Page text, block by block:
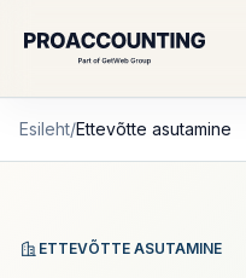
Esileht/Ettevõtte asutamine
ETTEVÕTTE ASUTAMINE